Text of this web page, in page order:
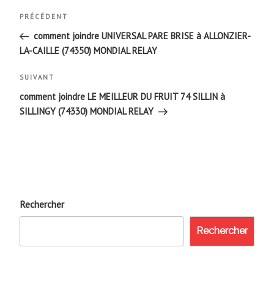
Navigation
de
l’article
Article
précédent
PRÉCÉDENT
comment joindre UNIVERSAL PARE BRISE à ALLONZIER-
LA-CAILLE (74350) MONDIAL RELAY
Article
suivant
SUIVANT
comment joindre LE MEILLEUR DU FRUIT 74 SILLIN à
SILLINGY (74330) MONDIAL RELAY
Rechercher
Rechercher